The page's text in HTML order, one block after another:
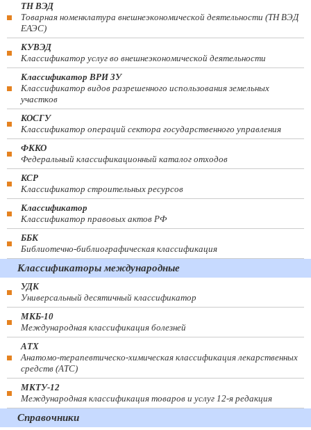
ТН ВЭД
Товарная номенклатура внешнеэкономической деятельности (ТН ВЭД
ЕАЭС)
КУВЭД
Классификатор услуг во внешнеэкономической деятельности
Классификатор ВРИ ЗУ
Классификатор видов разрешенного использования земельных
участков
КОСГУ
Классификатор операций сектора государственного управления
ФККО
Федеральный классификационный каталог отходов
КСР
Классификатор строительных ресурсов
Классификатор
Классификатор правовых актов РФ
ББК
Библиотечно-библиографическая классификация
Классификаторы международные
УДК
Универсальный десятичный классификатор
МКБ-10
Международная классификация болезней
АТХ
Анатомо-терапевтическо-химическая классификация лекарственных
средств (ATC)
МКТУ-12
Международная классификация товаров и услуг 12-я редакция
Справочники